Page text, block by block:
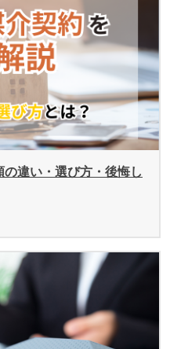
違い・選び方・後悔し